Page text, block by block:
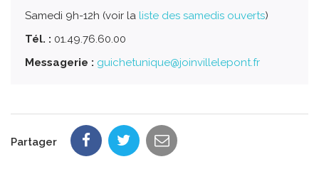
Samedi 9h-12h (voir la liste des samedis ouverts)
Tél. : 01.49.76.60.00
Messagerie : guichetunique@joinvillelepont.fr
Partager